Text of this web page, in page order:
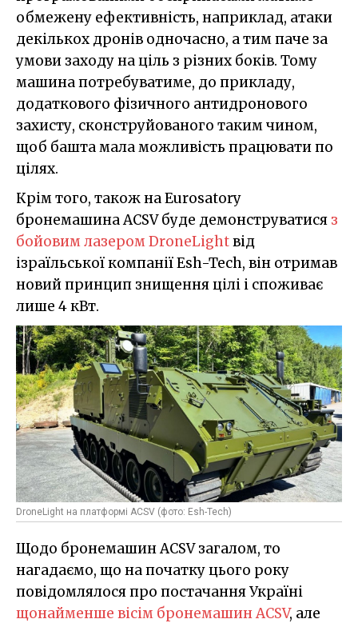
обмежену ефективність, наприклад, атаки
декількох дронів одночасно, а тим паче за
умови заходу на ціль з різних боків. Тому
машина потребуватиме, до прикладу,
додаткового фізичного антидронового
захисту, сконструйованого таким чином,
щоб башта мала можливість працювати по
цілях.
Крім того, також на Eurosatory
бронемашина ACSV буде демонструватися з
бойовим лазером DroneLightвід
ізраїльської компанії Esh-Tech, він отримав
новий принцип знищення цілі і споживає
лише 4 кВт.
DroneLight на платформі ACSV (фото: Esh-Tech)
Щодо бронемашин ACSV загалом, то
нагадаємо, що на початку цього року
повідомлялося про постачання Україні
щонайменше вісім бронемашин ACSV, але